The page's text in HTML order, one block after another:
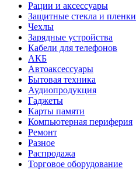
Рации и аксессуары
Защитные стекла и пленки
Чехлы
Зарядные устройства
Кабели для телефонов
АКБ
Автоаксессуары
Бытовая техника
Аудиопродукция
Гаджеты
Карты памяти
Компьютерная периферия
Ремонт
Разное
Распродажа
Торговое оборудование